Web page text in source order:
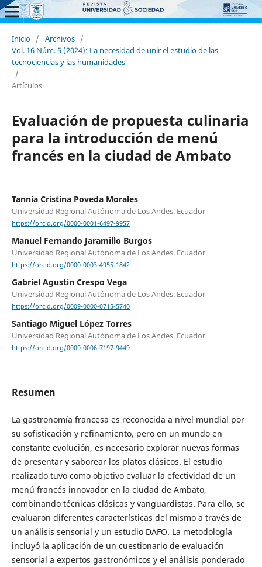
Inicio / Archivos /
Vol. 16 Núm. 5 (2024): La necesidad de unir el estudio de las
tecnociencias y las humanidades
/
Artículos
Evaluación de propuesta culinaria
para la introducción de menú
francés en la ciudad de Ambato
Tannia Cristina Poveda Morales
Universidad Regional Autónoma de Los Andes. Ecuador
https://orcid.org/0000-0001-6497-9957
Manuel Fernando Jaramillo Burgos
Universidad Regional Autónoma de Los Andes. Ecuador
https://orcid.org/0000-0003-4955-1842
Gabriel Agustín Crespo Vega
Universidad Regional Autónoma de Los Andes. Ecuador
https://orcid.org/0009-0000-0715-5740
Santiago Miguel López Torres
Universidad Regional Autónoma de Los Andes. Ecuador
https://orcid.org/0009-0006-7197-9449
Resumen
La gastronomía francesa es reconocida a nivel mundial por
su sofisticación y refinamiento, pero en un mundo en
constante evolución, es necesario explorar nuevas formas
de presentar y saborear los platos clásicos. El estudio
realizado tuvo como objetivo evaluar la efectividad de un
menú francés innovador en la ciudad de Ambato,
combinando técnicas clásicas y vanguardistas. Para ello, se
evaluaron diferentes características del mismo a través de
un análisis sensorial y un estudio DAFO. La metodología
incluyó la aplicación de un cuestionario de evaluación
sensorial a expertos gastronómicos y el análisis ponderado